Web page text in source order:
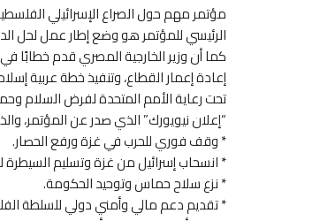
مؤتمر مهم حول الصراع الإسرائيلي
الرئيسي للمؤتمر هو وضع إطار عمل لحل
كما أن وزير الخارجية المصري قدم خطابًا
إعادة إعمار القطاع، وتنفيذ خطة عربية
تحت رعاية الأمم المتحدة لفرض السلام
“إعلان نيويورك” الذي صدر عن المؤتمر،
* وقف فوري للحرب في غزة ورفع الحصار.
* انسحاب إسرائيل من غزة وتسليم السيطرة
* نزع سلاح حماس وتوحيد الحكومة.
* تقديم دعم مالي وأمني دولي للسلطة